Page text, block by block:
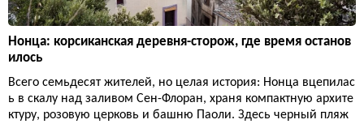
Нонца: корсиканская деревня-сторож, где время останов
илось
Всего семьдесят жителей, но целая история: Нонца вцепилас
ь в скалу над заливом Сен-Флоран, храня компактную архите
ктуру, розовую церковь и башню Паоли. Здесь черный пляж